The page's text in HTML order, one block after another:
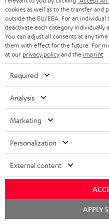
High-Speed HDMI® Kabel
mit Ethernet
Highspeed HDMI-Kabel
unterstützt aktuelle Standards
16,99€
Weiteres
cookies as well as to the transfer and
outside the EU/EEA. For an
deactivate each category individually
You can adjust all consents at any
them with effect for the future. For
at our privacy policyand the imprint
Required
Analysis
Marketing
Personalization
External content
APPLY